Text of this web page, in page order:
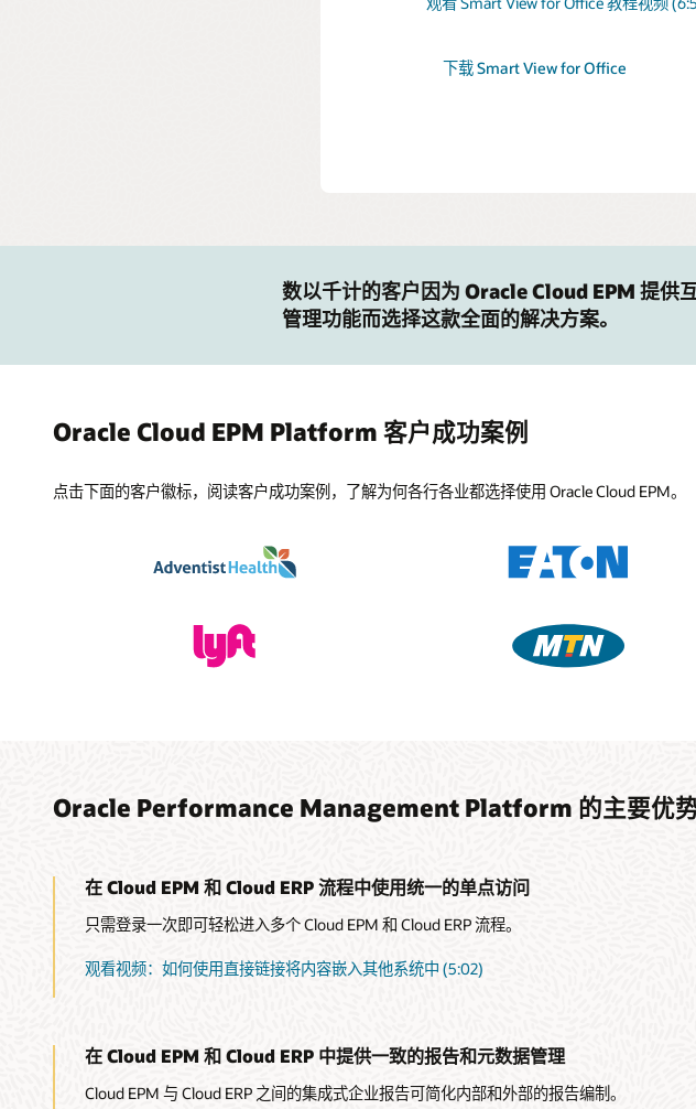
下载 Smart View for Office
数以千计的客户因为 Oracle Cloud EPM 提供
管理功能而选择这款全面的解决方案。
Oracle Cloud EPM Platform 客户成功案例
点击下面的客户徽标，阅读客户成功案例，了解为何各行各业都选择使用 Oracle Cloud EPM。
Oracle Performance Management Platform 的主要优
在 Cloud EPM 和 Cloud ERP 流程中使用统一的单点访问
只需登录一次即可轻松进入多个 Cloud EPM 和 Cloud ERP 流程。
观看视频：如何使用直接链接将内容嵌入其他系统中 (5:02)
在 Cloud EPM 和 Cloud ERP 中提供一致的报告和元数据管理
Cloud EPM 与 Cloud ERP 之间的集成式企业报告可简化内部和外部的报告编制。